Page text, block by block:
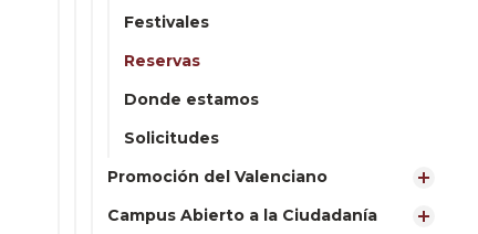
Festivales
Reservas
Donde estamos
Solicitudes
Promoción del Valenciano
Campus Abierto a la Ciudadanía